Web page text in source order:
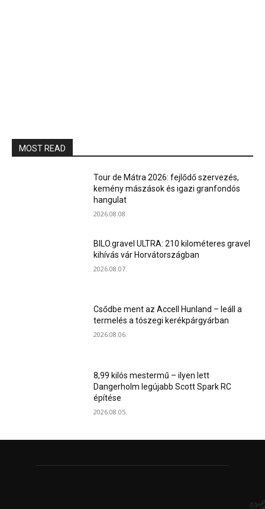
MOST READ
Tour de Mátra 2026: fejlődő szervezés,
kemény mászások és igazi granfondós
hangulat
2026.08.08.
BILO.gravel ULTRA: 210 kilométeres gravel
kihívás vár Horvátországban
2026.08.07.
Csődbe ment az Accell Hunland – leáll a
termelés a tószegi kerékpárgyárban
2026.08.06.
8,99 kilós mestermű – ilyen lett
Dangerholm legújabb Scott Spark RC
építése
2026.08.05.